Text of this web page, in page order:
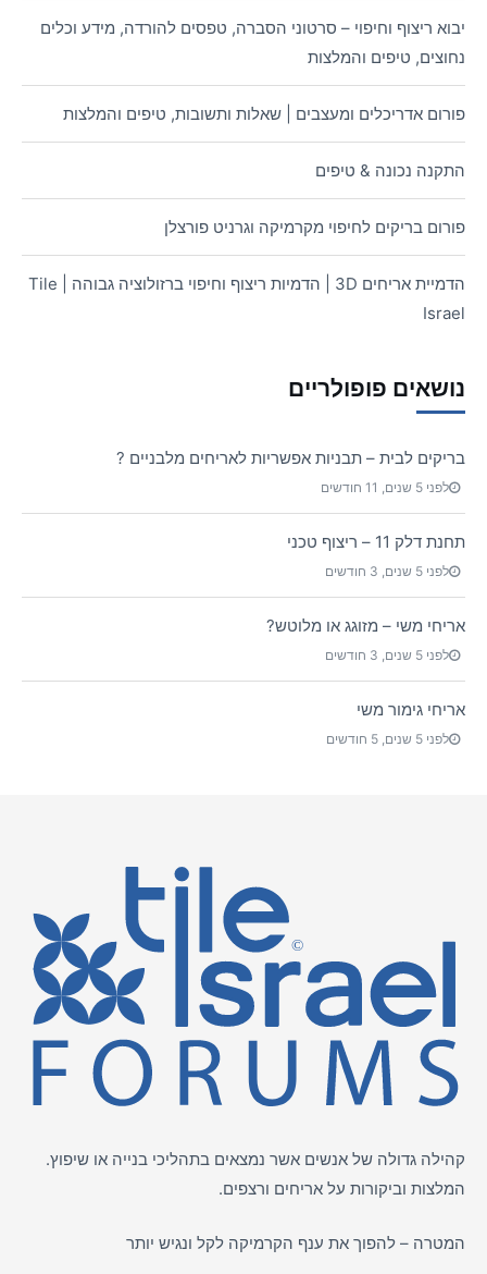
יבוא ריצוף וחיפוי – סרטוני הסברה, טפסים להורדה, מידע וכלים
נחוצים, טיפים והמלצות
פורום אדריכלים ומעצבים | שאלות ותשובות, טיפים והמלצות
התקנה נכונה & טיפים
פורום בריקים לחיפוי מקרמיקה וגרניט פורצלן
הדמיית אריחים 3D | הדמיות ריצוף וחיפוי ברזולוציה גבוהה | Tile
Israel
נושאים פופולריים
בריקים לבית – תבניות אפשריות לאריחים מלבניים ?
לפני 5 שנים, 11 חודשים
תחנת דלק 11 – ריצוף טכני
לפני 5 שנים, 3 חודשים
אריחי משי – מזוגג או מלוטש?
לפני 5 שנים, 3 חודשים
אריחי גימור משי
לפני 5 שנים, 5 חודשים
קהילה גדולה של אנשים אשר נמצאים בתהליכי בנייה או שיפוץ.
המלצות וביקורות על אריחים ורצפים.
המטרה – להפוך את ענף הקרמיקה לקל ונגיש יותר